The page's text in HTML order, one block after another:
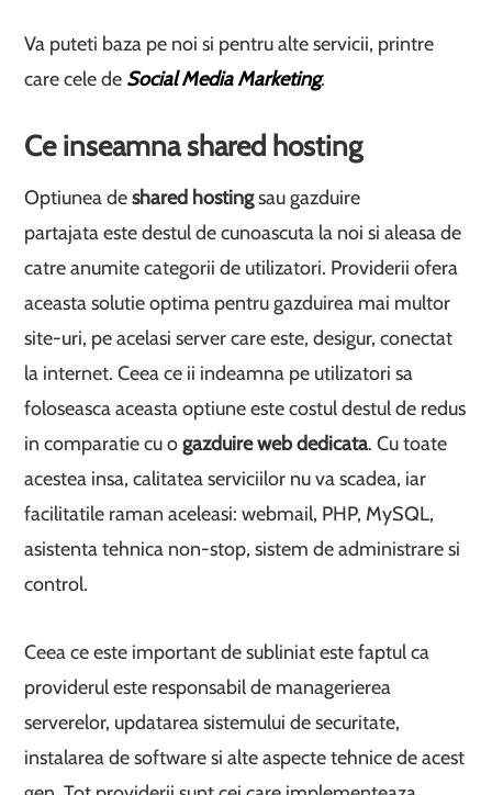
Va puteti baza pe noi si pentru alte servicii, printre
care cele de Social Media Marketing.
Ce inseamna shared hosting
Optiunea deshared hostingsau gazduire
partajata este destul de cunoascuta la noi si aleasa de
catre anumite categorii de utilizatori. Providerii ofera
aceasta solutie optima pentru gazduirea mai multor
site-uri, pe acelasi server care este, desigur, conectat
la internet. Ceea ce ii indeamna pe utilizatori sa
foloseasca aceasta optiune este costul destul de redus
in comparatie cu ogazduire web dedicata. Cu toate
acestea insa, calitatea serviciilor nu va scadea, iar
facilitatile raman aceleasi: webmail, PHP, MySQL,
asistenta tehnica non-stop, sistem de administrare si
control.
Ceea ce este important de subliniat este faptul ca
providerul este responsabil de managerierea
serverelor, updatarea sistemului de securitate,
instalarea de software si alte aspecte tehnice de acest